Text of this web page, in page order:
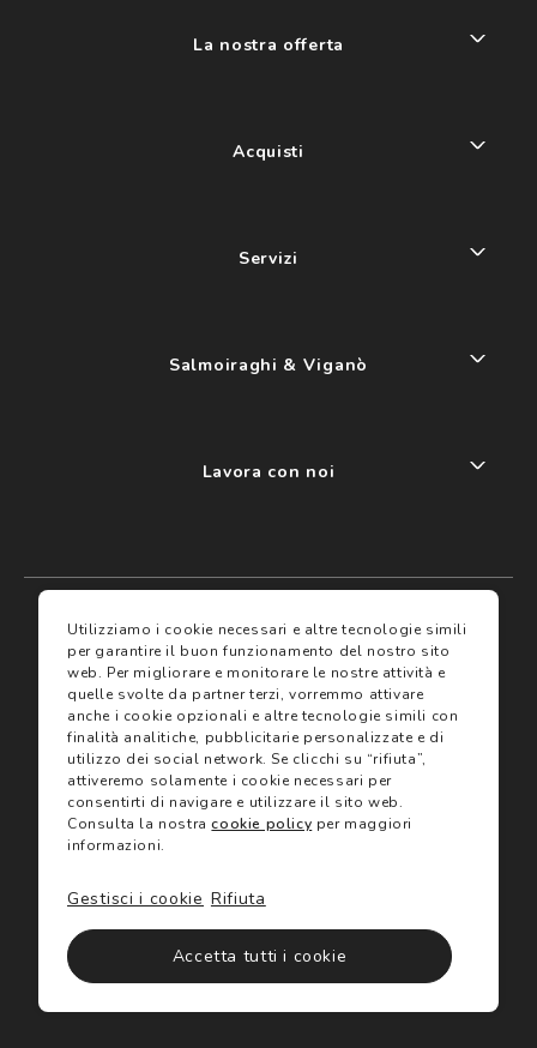
I miei preferiti
Assicurazioni
Servizi
Trova negozio
Gift Card
La nostra offerta
Acquisti
Servizi
Salmoiraghi & Viganò
Lavora con noi
Termini e condizioni
Termini di vendita
Avvertenze e informazioni di sicurezza sui prodotti
Informativa sulla Privacy
Utilizzo dei cookie
Utilizziamo i cookie necessari e altre tecnologie simili
per garantire il buon funzionamento del nostro sito
web. Per migliorare e monitorare le nostre attività e
quelle svolte da partner terzi, vorremmo attivare
anche i cookie opzionali e altre tecnologie simili con
finalità analitiche, pubblicitarie personalizzate e di
utilizzo dei social network. Se clicchi su “rifiuta”,
attiveremo solamente i cookie necessari per
consentirti di navigare e utilizzare il sito web.
Consulta la nostracookie policy per maggiori
informazioni.
Accetta tutti i cookie
Rifiuta
Gestisci i cookie